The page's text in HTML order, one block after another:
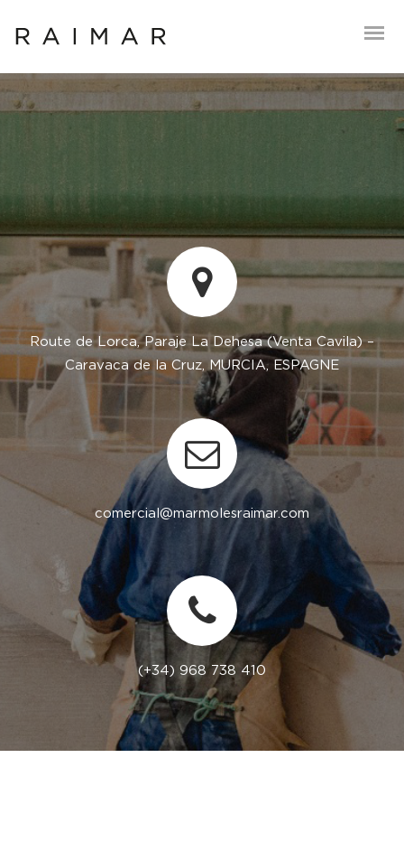
Fr
Route de Lorca, Paraje La Dehesa (Venta Cavila) –
Caravaca de la Cruz, MURCIA, ESPAGNE
comercial@marmolesraimar.com
(+34) 968 738 410